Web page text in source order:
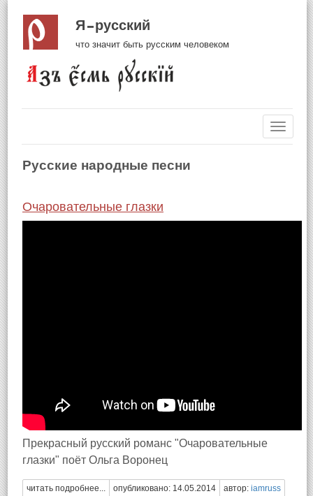
Я русский
что значит быть русским человеком
Русские народные песни
Очаровательные глазки
Прекрасный русский романс "Очаровательные
глазки" поёт Ольга Воронец
читать подробнее... опубликовано: 14.05.2014 автор: iamruss